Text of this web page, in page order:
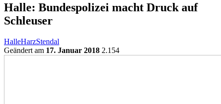
Halle: Bundespolizei macht Druck auf
Schleuser
HalleHarzStendal
Geändert am 17. Januar 2018 2.154